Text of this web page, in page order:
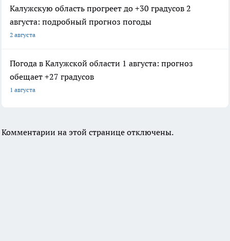
Калужскую область прогреет до +30 градусов 2
августа: подробный прогноз погоды
2 августа
Погода в Калужской области 1 августа: прогноз
обещает +27 градусов
1 августа
Комментарии на этой странице отключены.